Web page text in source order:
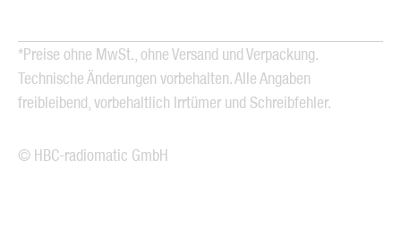
*Preise ohne MwSt., ohne Versand und Verpackung.
Technische Änderungen vorbehalten. Alle Angaben
freibleibend, vorbehaltlich Irrtümer und Schreibfehler.
© HBC-radiomatic GmbH